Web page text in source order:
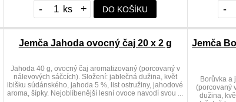
- + DO KOŠÍKU -
Jemča Jahoda ovocný čaj 20 x 2 g
Jahoda 40 g, ovocný čaj aromatizovaný (porcovaný v
nálevových sáčcích). Složení: jablečná dužina, květ
ibišku súdánského, jahoda 5 %, list ostružiny, jahodové
aroma, šípky. Nejoblíbenější lesní ovoce navodí svou ...
Jemča
Borůvka a
(porcovaný
dužina,